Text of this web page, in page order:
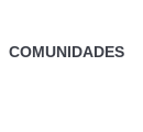
COMUNIDADES